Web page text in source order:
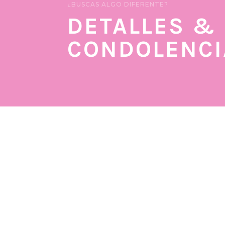
¿BUSCAS ALGO DIFERENTE?
DETALLES &